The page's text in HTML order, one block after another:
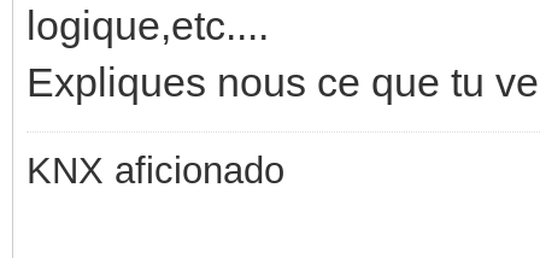
logique,etc....
Expliques nous ce que tu
KNX aficionado